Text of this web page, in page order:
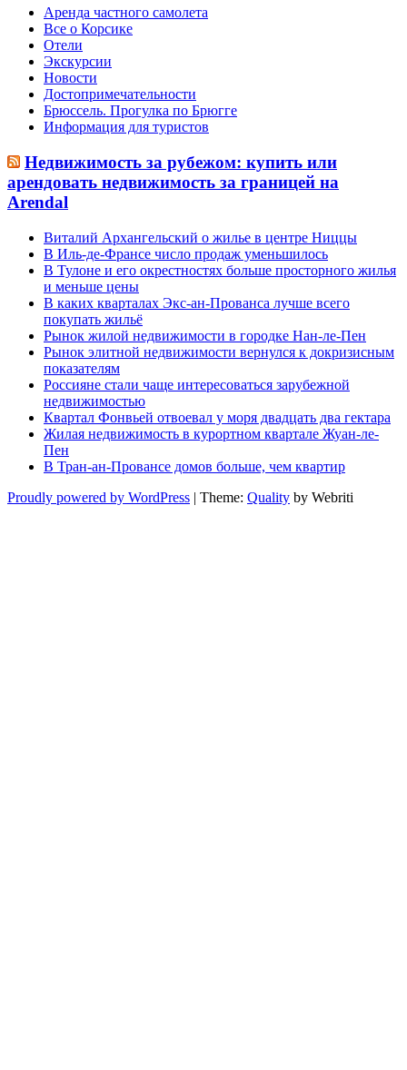
Аренда частного самолета
Все о Корсике
Отели
Экскурсии
Новости
Достопримечательности
Брюссель. Прогулка по Брюгге
Информация для туристов
Недвижимость за рубежом: купить или
арендовать недвижимость за границей на
Arendal
Виталий Архангельский о жилье в центре Ниццы
В Иль-де-Франсе число продаж уменьшилось
В Тулоне и его окрестностях больше просторного жилья
и меньше цены
В каких кварталах Экс-ан-Прованса лучше всего
покупать жильё
Рынок жилой недвижимости в городке Нан-ле-Пен
Рынок элитной недвижимости вернулся к докризисным
показателям
Россияне стали чаще интересоваться зарубежной
недвижимостью
Квартал Фонвьей отвоевал у моря двадцать два гектара
Жилая недвижимость в курортном квартале Жуан-ле-
Пен
В Тран-ан-Провансе домов больше, чем квартир
Proudly powered by WordPress | Theme: Quality by Webriti